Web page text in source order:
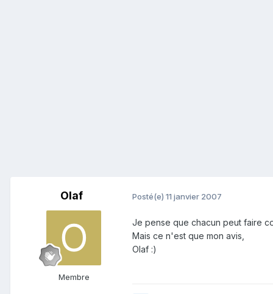
Olaf
Membre
Posté(e) 11 janvier 2007
Je pense que chacun peut faire
Mais ce n'est que mon avis,
Olaf :)